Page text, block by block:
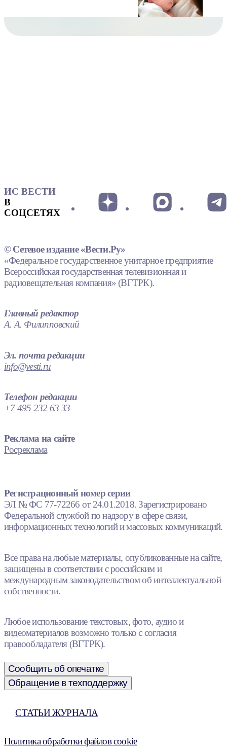
ИС ВЕСТИ
В
СОЦСЕТЯХ
© Сетевое издание «Вести.Ру»
«Федеральное государственное унитарное предприятие
Всероссийская государственная телевизионная и
радиовещательная компания» (ВГТРК).
Главный редактор
А. А. Филипповский
Эл. почта редакции
info@vesti.ru
Телефон редакции
+7 495 232 63 33
Реклама на сайте
Росреклама
Регистрационный номер серии
ЭЛ № ФС 77-72266 от 24.01.2018. Зарегистрировано
Федеральной службой по надзору в сфере связи,
информационных технологий и массовых коммуникаций.
Все права на любые материалы, опубликованные на сайте,
защищены в соответствии с российским и
международным законодательством об интеллектуальной
собственности.
Любое использование текстовых, фото, аудио и
видеоматериалов возможно только с согласия
правообладателя (ВГТРК).
Сообщить об опечатке
Обращение в техподдержку
СТАТЬИ ЖУРНАЛА
Политика обработки файлов cookie